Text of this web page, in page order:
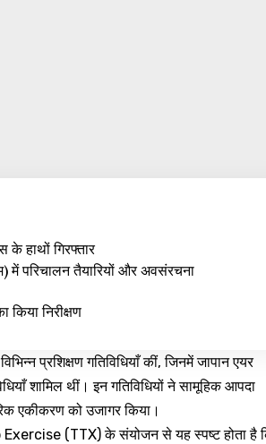
के हाथों गिरफ्तार
परिचालन तैयारियों और अवसंरचना
निरीक्षण
प्रशिक्षण गतिविधियाँ कीं, जिनमें जापान एयर
शामिल थीं। इन गतिविधियों ने सामूहिक आपदा
एकीकरण को उजागर किया।
(TTX) के संयोजन से यह स्पष्ट होता है